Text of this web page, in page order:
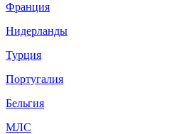
Франция
Нидерланды
Турция
Португалия
Бельгия
МЛС